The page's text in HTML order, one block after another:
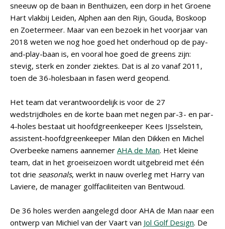
sneeuw op de baan in Benthuizen, een dorp in het Groene
Hart vlakbij Leiden, Alphen aan den Rijn, Gouda, Boskoop
en Zoetermeer. Maar van een bezoek in het voorjaar van
2018 weten we nog hoe goed het onderhoud op de pay-
and-play-baan is, en vooral hoe goed de greens zijn:
stevig, sterk en zonder ziektes. Dat is al zo vanaf 2011,
toen de 36-holesbaan in fasen werd geopend.
Het team dat verantwoordelijk is voor de 27
wedstrijdholes en de korte baan met negen par-3- en par-
4-holes bestaat uit hoofdgreenkeeper Kees IJsselstein,
assistent-hoofdgreenkeeper Milan den Dikken en Michel
Overbeeke namens aannemer AHA de Man. Het kleine
team, dat in het groeiseizoen wordt uitgebreid met één
tot drie seasonals, werkt in nauw overleg met Harry van
Laviere, de manager golffaciliteiten van Bentwoud.
De 36 holes werden aangelegd door AHA de Man naar een
ontwerp van Michiel van der Vaart van Jol Golf Design. De